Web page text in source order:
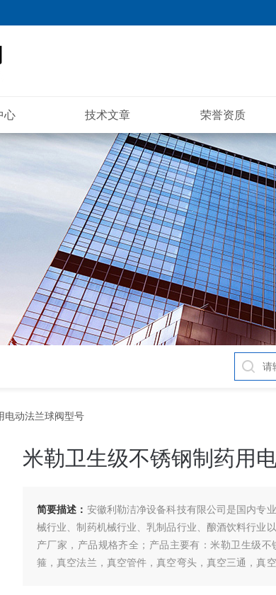
心 技术文章 荣誉资质
电动法兰球阀型号
米勒卫生级不锈钢制药用
简要描述： 安徽利勒洁净设备科技有限公司是国内专
械行业、制药机械行业、乳制品行业、酿酒饮料行业
产厂家，产品规格齐全；产品主要有：米勒卫生级
箍，真空法兰，真空管件，真空弯头，真空三通，真